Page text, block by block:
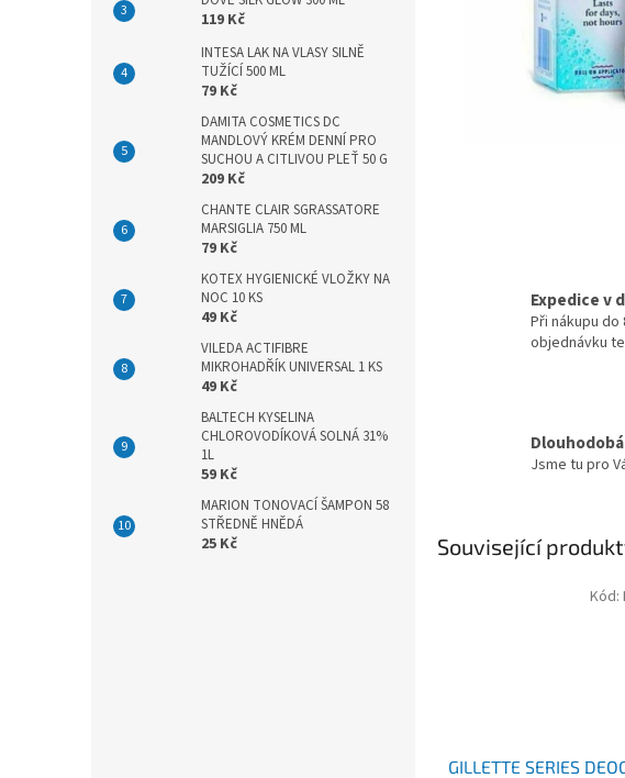
119 Kč
INTESA LAK NA VLASY SILNĚ
TUŽÍCÍ 500 ML
79 Kč
DAMITA COSMETICS DC
MANDLOVÝ KRÉM DENNÍ PRO
SUCHOU A CITLIVOU PLEŤ 50 G
209 Kč
CHANTE CLAIR SGRASSATORE
MARSIGLIA 750 ML
79 Kč
KOTEX HYGIENICKÉ VLOŽKY NA
NOC 10 KS
49 Kč
VILEDA ACTIFIBRE
MIKROHADŘÍK UNIVERSAL 1 KS
49 Kč
BALTECH KYSELINA
CHLOROVODÍKOVÁ SOLNÁ 31%
1L
59 Kč
MARION TONOVACÍ ŠAMPON 58
STŘEDNĚ HNĚDÁ
25 Kč
Expedice v
Při nákupu do
objednávku
Jsme tu pro
Související
GILLETTE SERIES
Kód: